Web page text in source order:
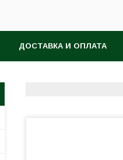
ДОСТАВКА И ОПЛАТА